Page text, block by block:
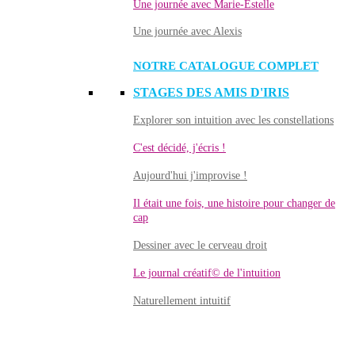
Une journée avec Marie-Estelle
Une journée avec Alexis
NOTRE CATALOGUE COMPLET
STAGES DES AMIS D'IRIS
Explorer son intuition avec les constellations
C'est décidé, j'écris !
Aujourd'hui j'improvise !
Il était une fois, une histoire pour changer de
cap
Dessiner avec le cerveau droit
Le journal créatif© de l'intuition
Naturellement intuitif